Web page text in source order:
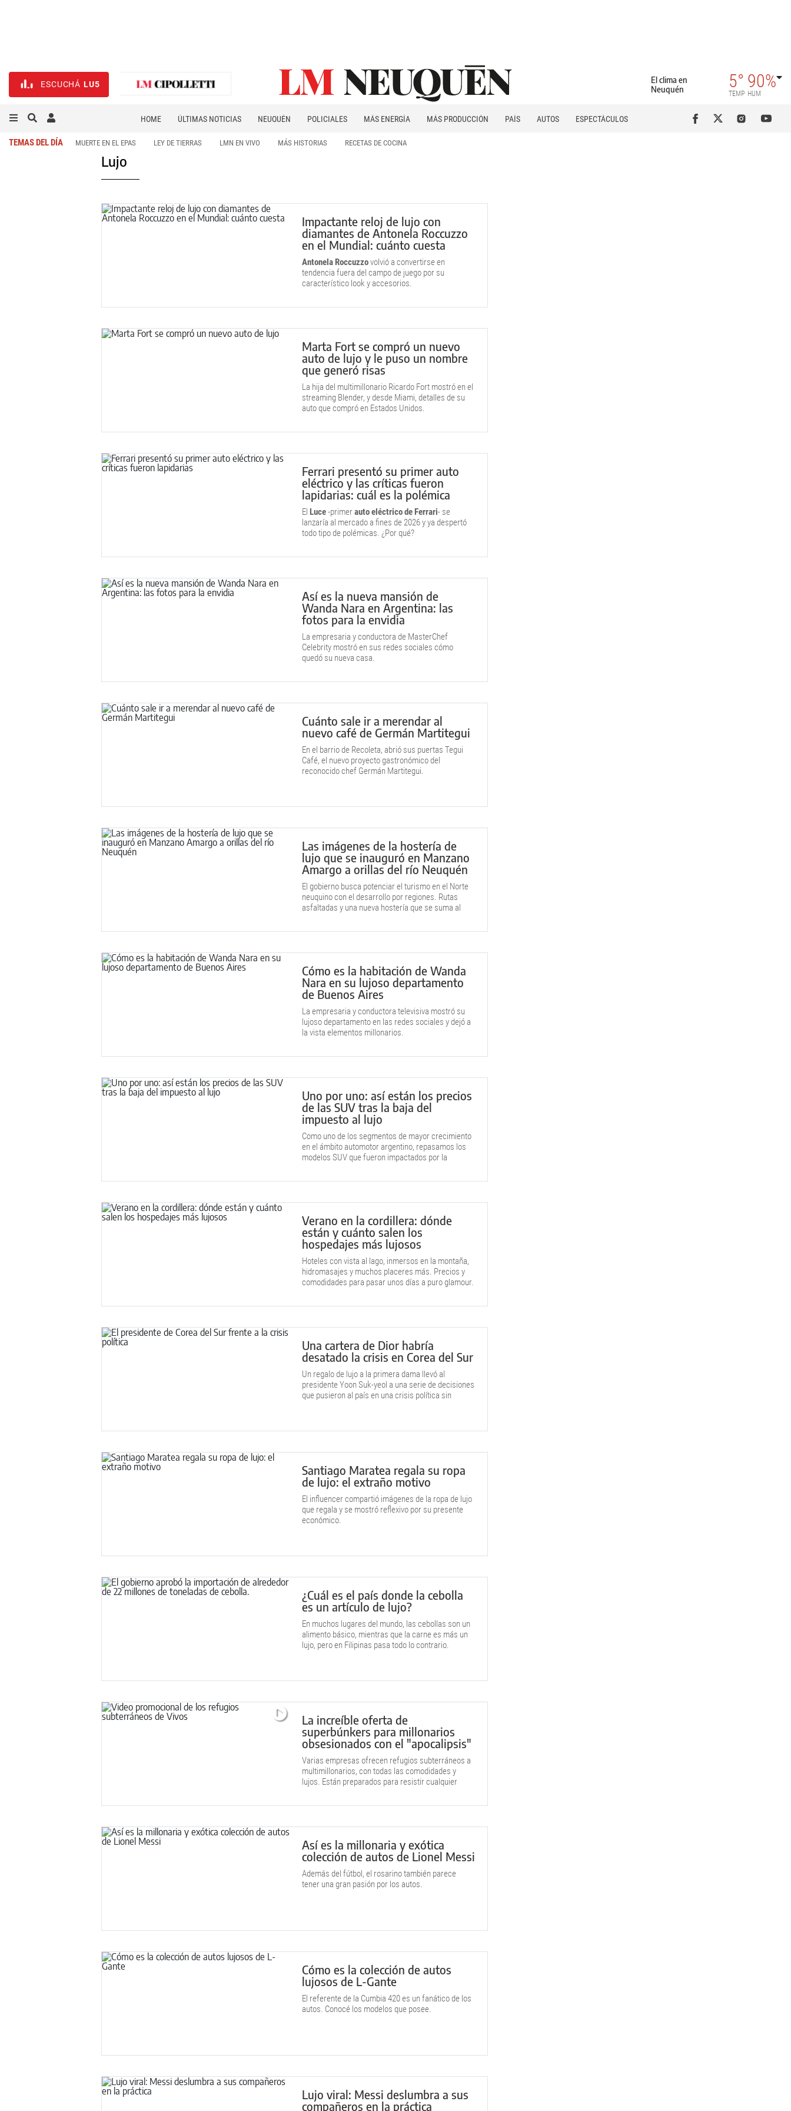
ESCUCHÁ LU5
El clima en
Neuquén
5°
TEMP
90%
HUM
HOME ÚLTIMAS NOTICIAS NEUQUÉN POLICIALES MÁS ENERGÍA MÁS PRODUCCIÓN PAÍS AUTOS
ESPECTÁCULOS
TEMAS DEL DÍA MUERTE EN EL EPAS LEY DE TIERRAS LMN EN VIVO MÁS HISTORIAS RECETAS DE COCINA
Lujo
Impactante reloj de lujo con
diamantes de Antonela Roccuzzo
en el Mundial: cuánto cuesta
Antonela Roccuzzovolvió a convertirse en
tendencia fuera del campo de juego por su
característico look y accesorios.
Marta Fort se compró un nuevo
auto de lujo y le puso un nombre
que generó risas
La hija del multimillonario Ricardo Fort mostró en el
streaming Blender, y desde Miami, detalles de su
auto que compró en Estados Unidos.
Ferrari presentó su primer auto
eléctrico y las críticas fueron
lapidarias: cuál es la polémica
El Luce-primerauto eléctrico de Ferrari- se
lanzaría al mercado a fines de 2026 y ya despertó
todo tipo de polémicas. ¿Por qué?
Así es la nueva mansión de
Wanda Nara en Argentina: las
fotos para la envidia
La empresaria y conductora de MasterChef
Celebrity mostró en sus redes sociales cómo
quedó su nueva casa.
Cuánto sale ir a merendar al
nuevo café de Germán Martitegui
En el barrio de Recoleta, abrió sus puertas Tegui
Café, el nuevo proyecto gastronómico del
reconocido chef Germán Martitegui.
Las imágenes de la hostería de
lujo que se inauguró en Manzano
Amargo a orillas del río Neuquén
El gobierno busca potenciar el turismo en el Norte
neuquino con el desarrollo por regiones. Rutas
asfaltadas y una nueva hostería que se suma al
Cómo es la habitación de Wanda
Nara en su lujoso departamento
de Buenos Aires
La empresaria y conductora televisiva mostró su
lujoso departamento en las redes sociales y dejó a
la vista elementos millonarios.
Uno por uno: así están los precios
de las SUV tras la baja del
impuesto al lujo
Como uno de los segmentos de mayor crecimiento
en el ámbito automotor argentino, repasamos los
modelos SUV que fueron impactados por la
Verano en la cordillera: dónde
están y cuánto salen los
hospedajes más lujosos
Hoteles con vista al lago, inmersos en la montaña,
hidromasajes y muchos placeres más. Precios y
comodidades para pasar unos días a puro glamour.
Una cartera de Dior habría
desatado la crisis en Corea del Sur
Un regalo de lujo a la primera dama llevó al
presidente Yoon Suk-yeol a una serie de decisiones
que pusieron al país en una crisis política sin
Santiago Maratea regala su ropa
de lujo: el extraño motivo
El influencer compartió imágenes de la ropa de lujo
que regala y se mostró reflexivo por su presente
económico.
¿Cuál es el país donde la cebolla
es un artículo de lujo?
En muchos lugares del mundo, las cebollas son un
alimento básico, mientras que la carne es más un
lujo, pero en Filipinas pasa todo lo contrario.
La increíble oferta de
superbúnkers para millonarios
obsesionados con el "apocalipsis"
Varias empresas ofrecen refugios subterráneos a
multimillonarios, con todas las comodidades y
lujos. Están preparados para resistir cualquier
Así es la millonaria y exótica
colección de autos de Lionel Messi
Además del fútbol, el rosarino también parece
tener una gran pasión por los autos.
Cómo es la colección de autos
lujosos de L-Gante
El referente de la Cumbia 420 es un fanático de los
autos. Conocé los modelos que posee.
Lujo viral: Messi deslumbra a sus
compañeros en la práctica